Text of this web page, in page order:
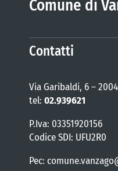
COMUNICAZIONE
Comune di
Contatti
Via Garibaldi, 6 –
tel: 02.939621
P.Iva: 03351920156
Codice SDI: UFU2R0
Pec: